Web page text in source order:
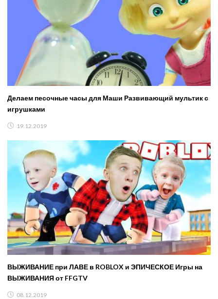
Делаем песочные часы для Маши Развивающий мультик с
игрушками
19.12.2019
ВЫЖИВАНИЕ при ЛАВЕ в ROBLOX и ЭПИЧЕСКОЕ Игры на
ВЫЖИВАНИЯ от FFGTV
08.12.2019